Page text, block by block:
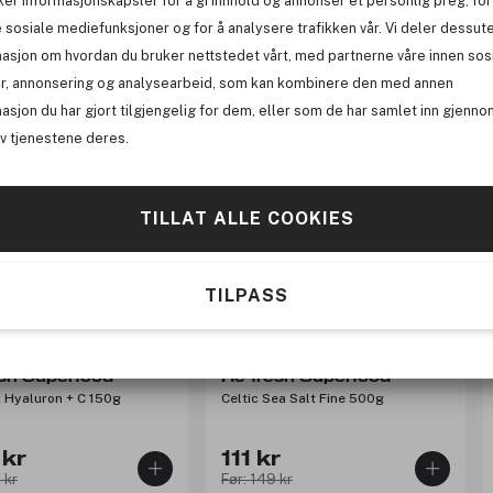
sosiale mediefunksjoner og for å analysere trafikken vår. Vi deler
om hvordan du bruker nettstedet vårt, med partnerne våre innen
annonsering og analysearbeid, som kan kombinere den med annen
du har gjort tilgjengelig for dem, eller som de har samlet inn
tjenestene deres.
TILLAT ALLE COOKIES
TILPASS
Superfood
+ C 150g
kr
-25%
Re-fresh Superfood
Celtic Sea Salt Fine 500g
111 kr
Før: 149 kr